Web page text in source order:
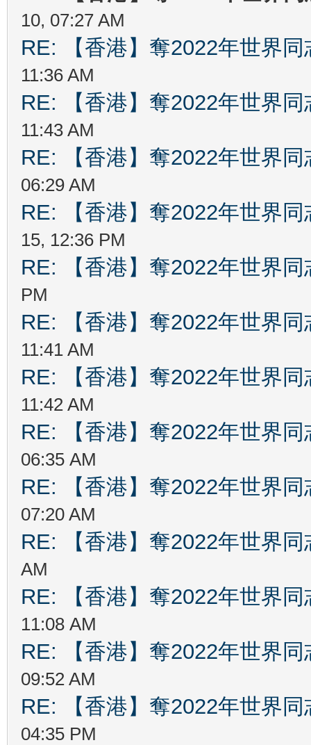
10, 07:27 AM
RE: 【香港】奪2022年世界
11:36 AM
RE: 【香港】奪2022年世界
11:43 AM
RE: 【香港】奪2022年世界
06:29 AM
RE: 【香港】奪2022年世界
15, 12:36 PM
RE: 【香港】奪2022年世界
PM
RE: 【香港】奪2022年世界
11:41 AM
RE: 【香港】奪2022年世界
11:42 AM
RE: 【香港】奪2022年世界
06:35 AM
RE: 【香港】奪2022年世界
07:20 AM
RE: 【香港】奪2022年世界
AM
RE: 【香港】奪2022年世界
11:08 AM
RE: 【香港】奪2022年世界
09:52 AM
RE: 【香港】奪2022年世界
04:35 PM